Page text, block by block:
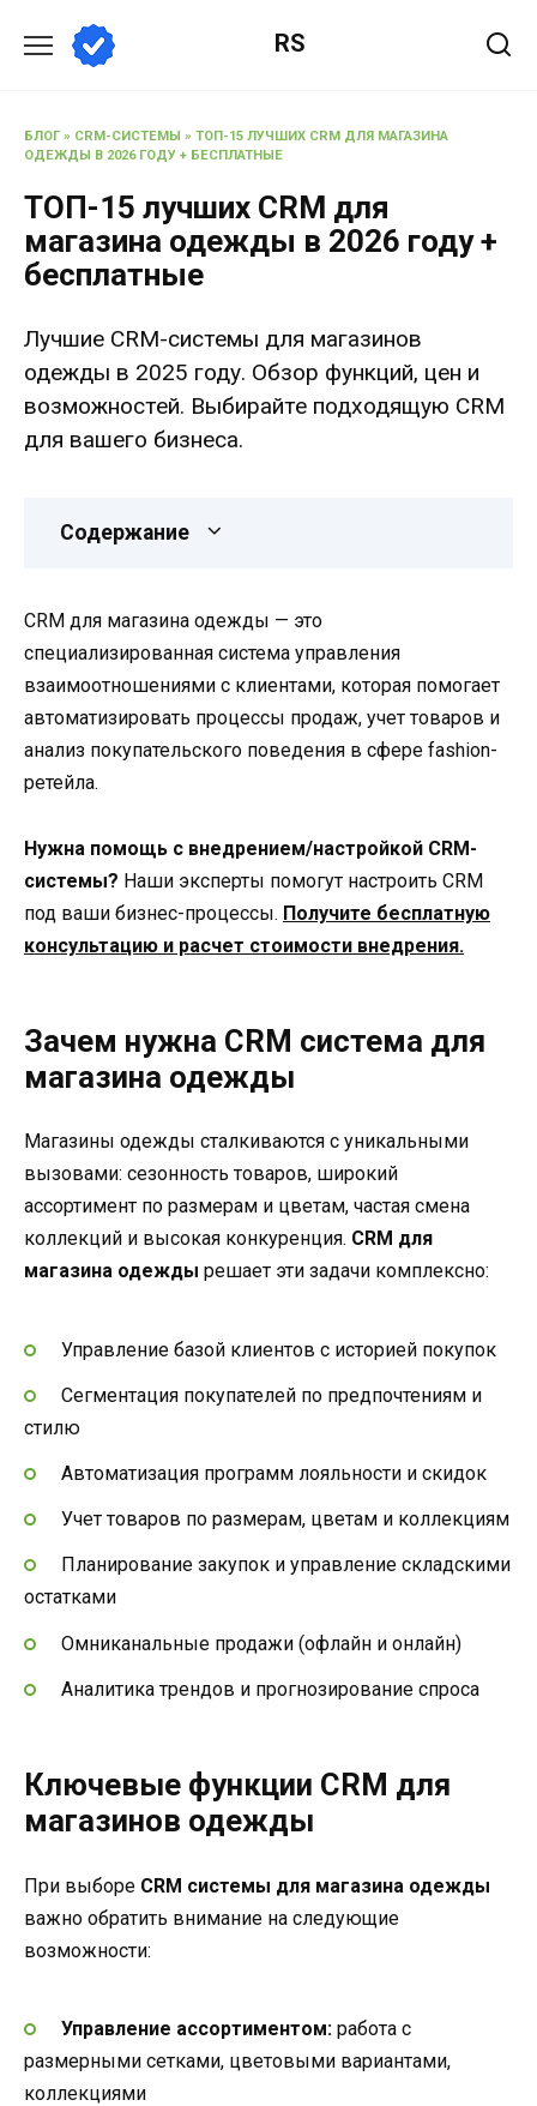
содержанию
RS
БЛОГ» CRM-СИСТЕМЫ » ТОП-15 ЛУЧШИХ CRM ДЛЯ МАГАЗИНА
ОДЕЖДЫ В 2026 ГОДУ + БЕСПЛАТНЫЕ
ТОП-15 лучших CRM для
магазина одежды в 2026 году +
бесплатные
Лучшие CRM-системы для магазинов
одежды в 2025 году. Обзор функций, цен и
возможностей. Выбирайте подходящую CRM
для вашего бизнеса.
Содержание
CRM для магазина одежды — это
специализированная система управления
взаимоотношениями с клиентами, которая помогает
автоматизировать процессы продаж, учет товаров и
анализ покупательского поведения в сфере fashion-
ретейла.
Нужна помощь с внедрением/настройкой CRM-
системы? Наши эксперты помогут настроить CRM
под ваши бизнес-процессы. Получите бесплатную
консультацию и расчет стоимости внедрения.
Зачем нужна CRM система для
магазина одежды
Магазины одежды сталкиваются с уникальными
вызовами: сезонность товаров, широкий
ассортимент по размерам и цветам, частая смена
коллекций и высокая конкуренция. CRM для
магазина одежды решает эти задачи комплексно:
Управление базой клиентов с историей покупок
Сегментация покупателей по предпочтениям и
стилю
Автоматизация программ лояльности и скидок
Учет товаров по размерам, цветам и коллекциям
Планирование закупок и управление складскими
остатками
Омниканальные продажи (офлайн и онлайн)
Аналитика трендов и прогнозирование спроса
Ключевые функции CRM для
магазинов одежды
При выборе CRM системы для магазина одежды
важно обратить внимание на следующие
возможности:
Управление ассортиментом:работа с
размерными сетками, цветовыми вариантами,
коллекциями